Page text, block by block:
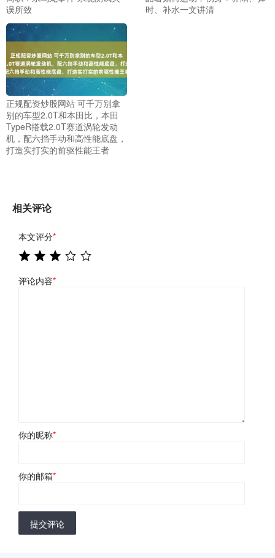
误所致
时、补水一文讲清
正规配资炒股网站 可千万别拿
别的车型2.0T和本田比，本田
TypeR搭载2.0T赛道涡轮发动
机，配六挡手动和高性能底盘，
打造实打实的前驱性能王者
相关评论
本文评分*
评论内容*
你的昵称*
你的邮箱*
提交评论